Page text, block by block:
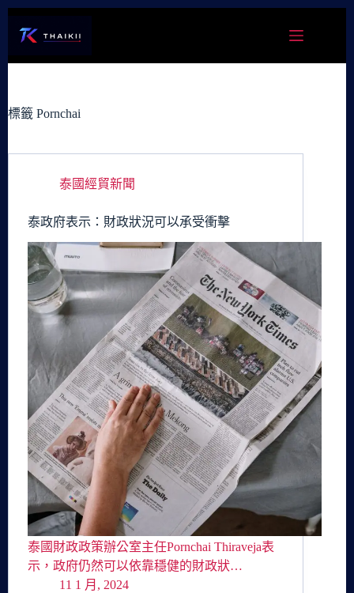
容
標籤 Pornchai
泰國經貿新聞
泰政府表示：財政狀況可以承受衝擊
泰國財政政策辦公室主任Pornchai Thiraveja表
示，政府仍然可以依靠穩健的財政狀…
11 1 月, 2024